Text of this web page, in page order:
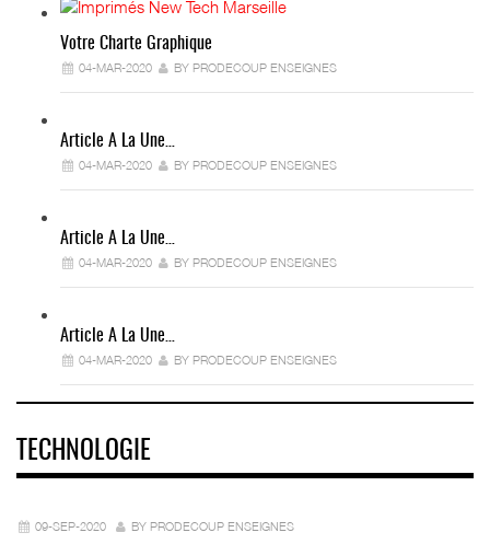
Votre Charte Graphique
04-MAR-2020 BY PRODECOUP ENSEIGNES
Article A La Une…
04-MAR-2020 BY PRODECOUP ENSEIGNES
Article A La Une…
04-MAR-2020 BY PRODECOUP ENSEIGNES
Article A La Une…
04-MAR-2020 BY PRODECOUP ENSEIGNES
TECHNOLOGIE
09-SEP-2020 BY PRODECOUP ENSEIGNES